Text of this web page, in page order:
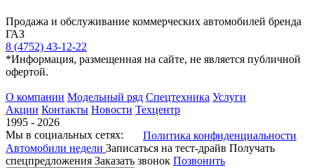
Продажа и обслуживание коммерческих автомобилей бренда
ГАЗ
8 (4752) 43-12-22
*Информация, размещенная на сайте, не является публичной
офертой.
О компании Модельный ряд Спецтехника Услуги
Акции Контакты Новости Техцентр
1995 - 2026
Мы в социальных сетях:
Политика конфиденциальности
Автомобили недели Записаться на тест-драйв Получать
спецпредложения Заказать звонок Позвонить